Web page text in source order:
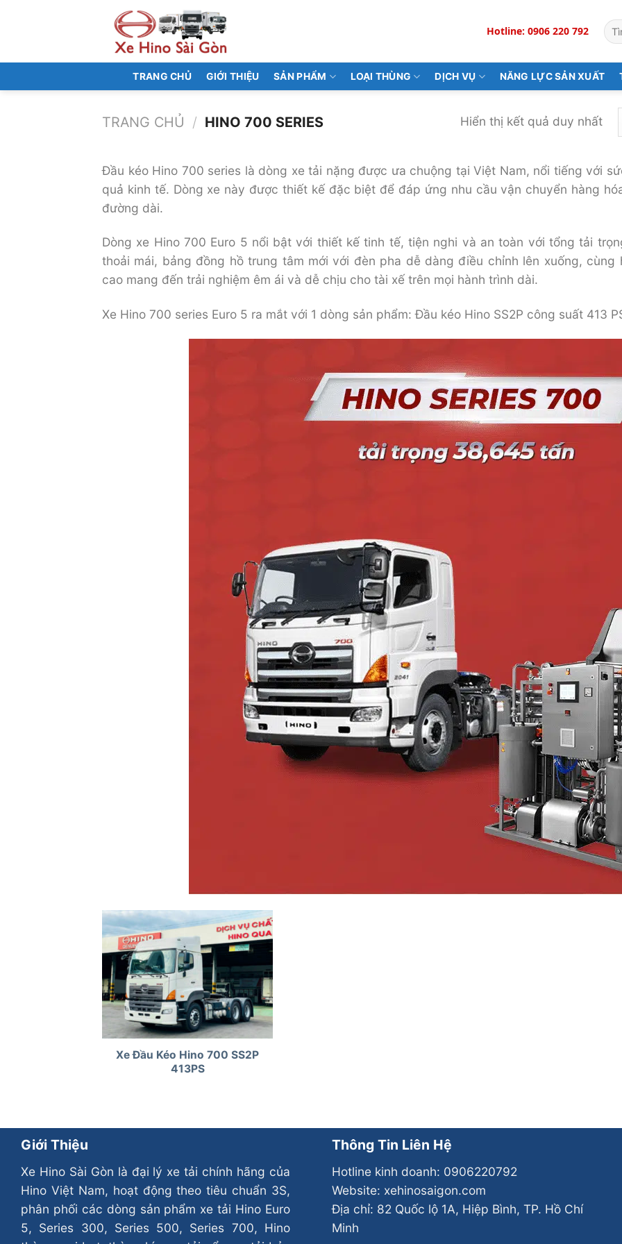
dung
Hotline: 0906 220 792
Tìm
TRANG CHỦ GIỚI THIỆU SẢN PHẨM LOẠI THÙNG DỊCH VỤ NĂNG LỰC SẢN XUẤT
TRANG CHỦ / HINO 700 SERIES Hiển thị kết quả duy nhất
Đầu kéo Hino 700 series là dòng xe tải nặng được ưa chuộng tại Việt Nam, nổi tiếng với
quả kinh tế. Dòng xe này được thiết kế đặc biệt để đáp ứng nhu cầu vận chuyển hàng
đường dài.
Dòng xe Hino 700 Euro 5 nổi bật với thiết kế tinh tế, tiện nghi và an toàn với tổng tải
thoải mái, bảng đồng hồ trung tâm mới với đèn pha dễ dàng điều chỉnh lên xuống, cùng
cao mang đến trải nghiệm êm ái và dễ chịu cho tài xế trên mọi hành trình dài.
Xe Hino 700 series Euro 5 ra mắt với 1 dòng sản phẩm: Đầu kéo Hino SS2P công suất 413
Xe Đầu Kéo Hino 700 SS2P
413PS
Giới Thiệu
Xe Hino Sài Gòn là đại lý xe tải chính hãng của
Hino Việt Nam, hoạt động theo tiêu chuẩn 3S,
phân phối các dòng sản phẩm xe tải Hino Euro
5, Series 300, Series 500, Series 700, Hino
Thông Tin Liên Hệ
Hotline kinh doanh: 0906220792
Website: xehinosaigon.com
Địa chỉ: 82 Quốc lộ 1A, Hiệp Bình, TP. Hồ Chí
Minh